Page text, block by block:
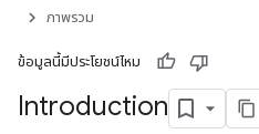
ภาพรวม
ข้อมูลนี้มีประโยชน์ไหม
Introduction